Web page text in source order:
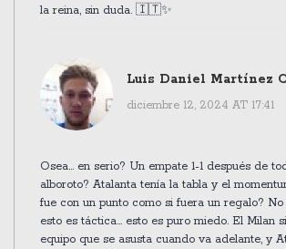
la reina, sin duda. 🇮🇹✨
Luis Daniel Martínez
diciembre 12, 2024 AT 17:41
Osea... en serio? Un empate 1-1 después de
alboroto? Atalanta tenía la tabla y el
fue con un punto como si fuera un regalo?
esto es táctica... esto es puro miedo. El Milan
equipo que se asusta cuando va adelante, y